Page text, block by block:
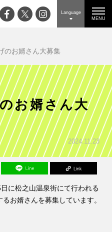
Language
MENU
のお婿さん大募集
お婿さん大
2024.11.23
に松之山温泉街にて行われる
お婿さんを募集しています。